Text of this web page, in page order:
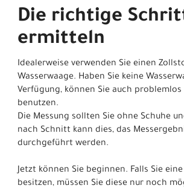
Die richtige
ermitteln
Idealerweise verwenden Sie einen
Wasserwaage. Haben Sie keine
Verfügung, können Sie auch problemlos
benutzen.
Die Messung sollten Sie ohne Schuhe
nach Schnitt kann dies, das
durchgeführt werden.
Jetzt können Sie beginnen. Falls Sie
besitzen, müssen Sie diese nur noch